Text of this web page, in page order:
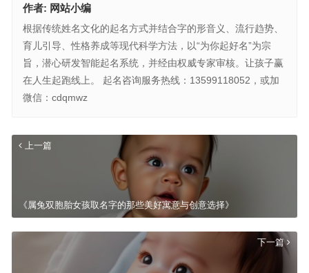
作者: 网站小编
根据传统姓名文化的起名方式并结合字的形音义、流行趋势、
育儿引导、性格养成等现代科学方法，以“为你起好名”为宗
旨，潜心研发智能起名系统，并经由权威专家审核。让孩子赢
在人生起跑线上。 起名咨询服务热线：13599118052，或加
微信：cdqmwz
上一篇
《属兔双胞胎女孩取名字的那些美好寓意与创意选择》
下一篇